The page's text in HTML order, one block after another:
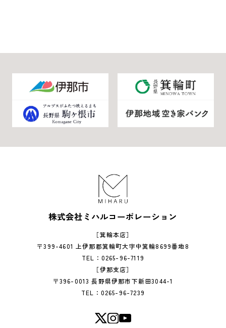
株式会社ミハルコーポレーション
［箕輪本店］
〒399-4601 上伊那郡箕輪町大字中箕輪8699番地8
TEL：0265-96-7119
［伊那支店］
〒396-0013 長野県伊那市下新田3044-1
TEL：0265-96-7239